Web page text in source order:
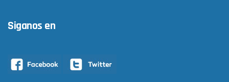
Siganos en